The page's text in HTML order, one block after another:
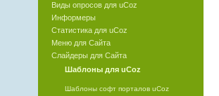
Виды опросов для uCoz
Информеры
Статистика для uCoz
Меню для Сайта
Слайдеры для Сайта
Шаблоны для uCoz
Шаблоны софт порталов uCoz